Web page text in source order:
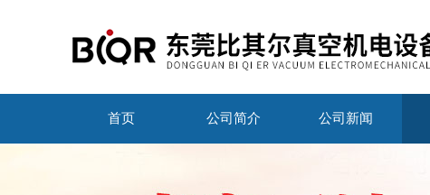
首页 公司简介 公司新闻